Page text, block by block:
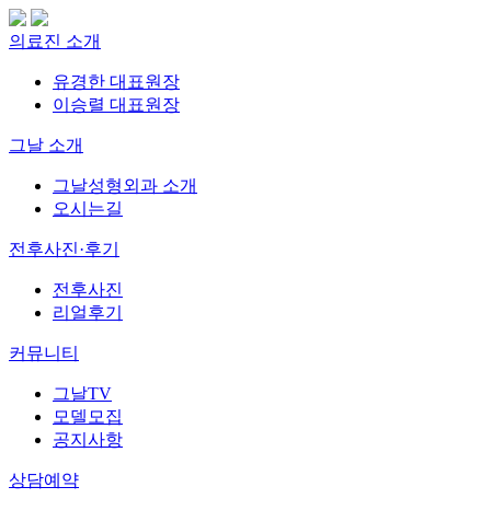
의료진 소개
유경한 대표원장
이승렬 대표원장
그날 소개
그날성형외과 소개
오시는길
전후사진·후기
전후사진
리얼후기
커뮤니티
그날TV
모델모집
공지사항
상담예약